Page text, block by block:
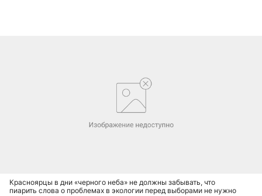
Красноярцы в дни «черного неба» не должны забывать, что
пиарить слова о проблемах в экологии перед выборами не нужно